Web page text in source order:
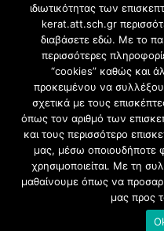
Αρχείο
Αρχείο
Select Month
Copyright © 2020 2ο
ιδιωτικότητας των
kerat.att.sch.gr
διαβάσετε εδώ. Με το
περισσότερες
“cookies” καθώς και
προκειμένου να
σχετικά με τους
όπως τον αριθμό των
και τους περισσότερο
μας, μέσω οποιουδήποτε
χρησιμοποιείται. Με τη
μαθαίνουμε όπως να
μας προς